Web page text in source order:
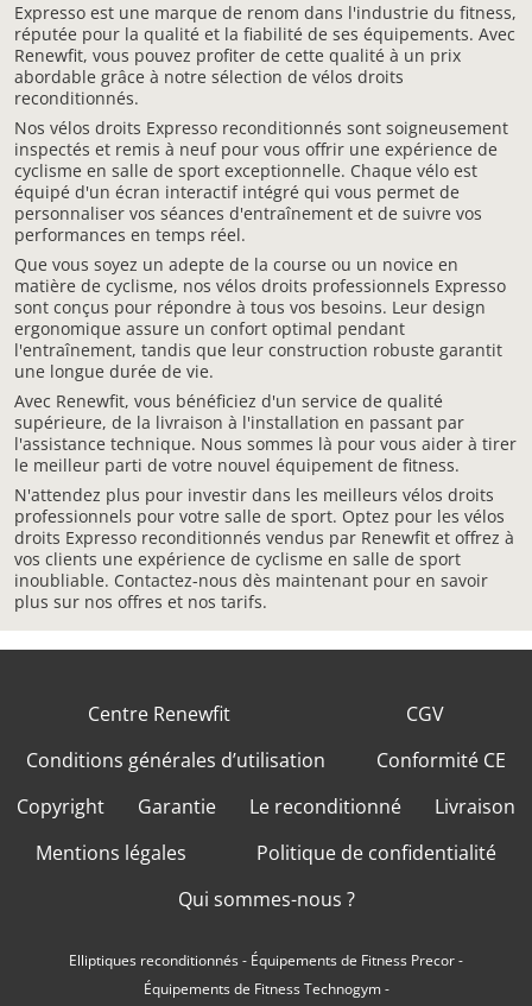
Expresso est une marque de renom dans l'industrie du fitness,
réputée pour la qualité et la fiabilité de ses équipements. Avec
Renewfit, vous pouvez profiter de cette qualité à un prix
abordable grâce à notre sélection de vélos droits
reconditionnés.
Nos vélos droits Expresso reconditionnés sont soigneusement
inspectés et remis à neuf pour vous offrir une expérience de
cyclisme en salle de sport exceptionnelle. Chaque vélo est
équipé d'un écran interactif intégré qui vous permet de
personnaliser vos séances d'entraînement et de suivre vos
performances en temps réel.
Que vous soyez un adepte de la course ou un novice en
matière de cyclisme, nos vélos droits professionnels Expresso
sont conçus pour répondre à tous vos besoins. Leur design
ergonomique assure un confort optimal pendant
l'entraînement, tandis que leur construction robuste garantit
une longue durée de vie.
Avec Renewfit, vous bénéficiez d'un service de qualité
supérieure, de la livraison à l'installation en passant par
l'assistance technique. Nous sommes là pour vous aider à tirer
le meilleur parti de votre nouvel équipement de fitness.
N'attendez plus pour investir dans les meilleurs vélos droits
professionnels pour votre salle de sport. Optez pour les vélos
droits Expresso reconditionnés vendus par Renewfit et offrez à
vos clients une expérience de cyclisme en salle de sport
inoubliable. Contactez-nous dès maintenant pour en savoir
plus sur nos offres et nos tarifs.
Centre Renewfit
CGV
Conditions générales d’utilisation
Conformité CE
Copyright
Garantie Le reconditionné
Livraison
Mentions légales
Politique de confidentialité
Qui sommes-nous ?
Elliptiques reconditionnés- Équipements de Fitness Precor-
Équipements de Fitness Technogym-